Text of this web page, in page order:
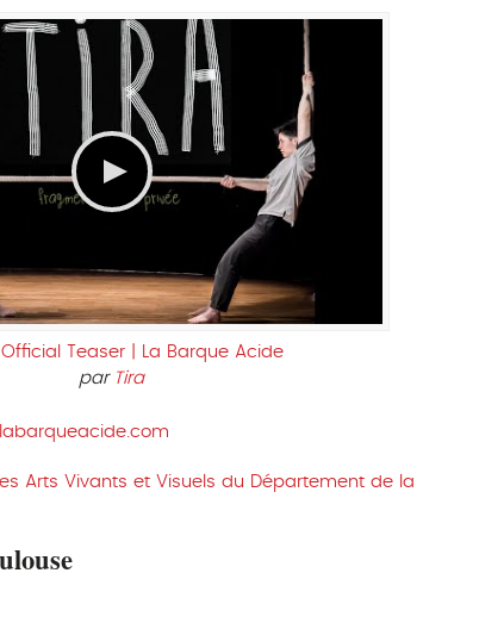
Official Teaser | La Barque Acide
par Tira
Arts Vivants et Visuels du Département de la